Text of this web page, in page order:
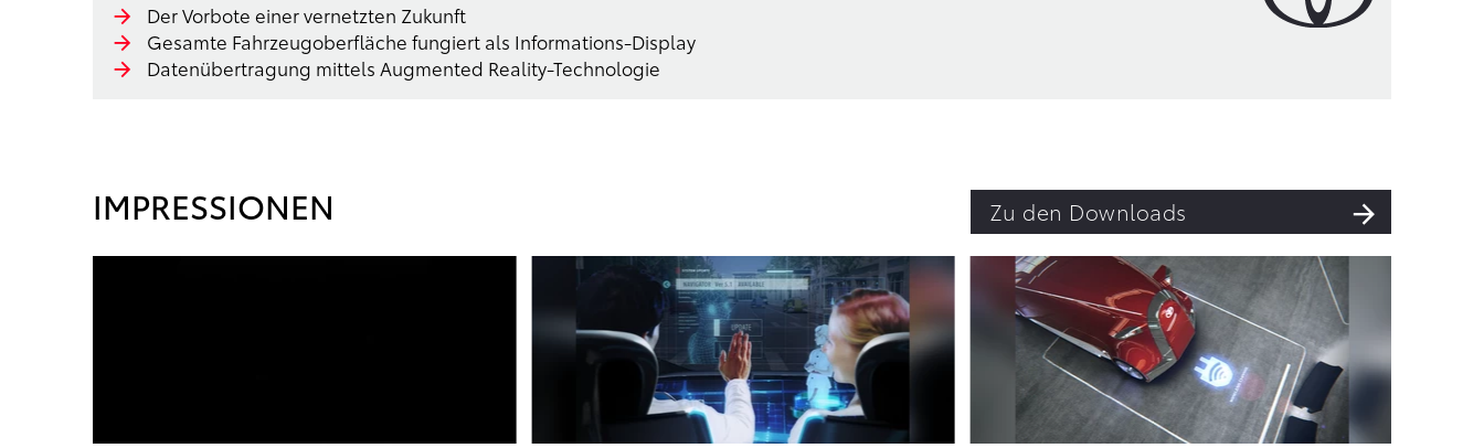
Der Vorbote einer vernetzten Zukunft
Gesamte Fahrzeugoberfläche fungiert als Informations-Display
Datenübertragung mittels Augmented Reality-Technologie
IMPRESSIONEN Zu den Downloads